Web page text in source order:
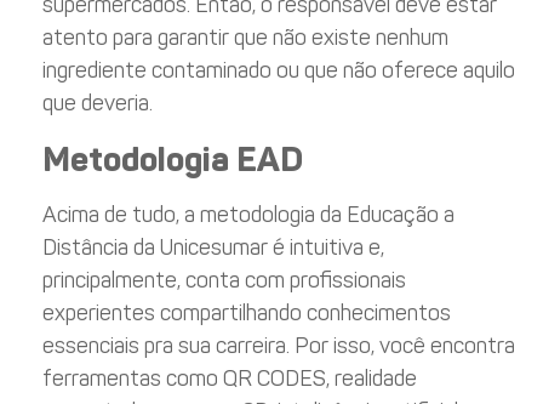
atento para garantir que não existe nenhum
ingrediente contaminado ou que não oferece aquilo
que deveria.
Metodologia EAD
Acima de tudo, a metodologia da Educação a
Distância da Unicesumar é intuitiva e,
principalmente, conta com profissionais
experientes compartilhando conhecimentos
essenciais pra sua carreira. Por isso, você encontra
ferramentas como QR CODES, realidade